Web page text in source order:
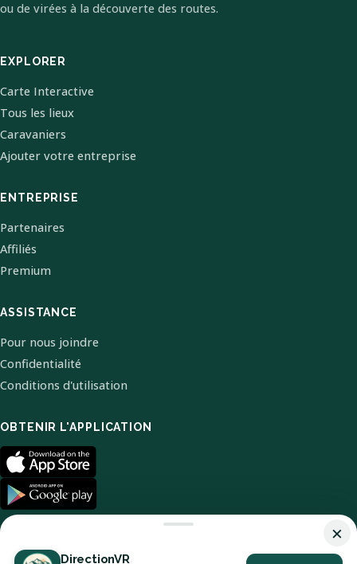
ou de virées à la découverte des routes.
EXPLORER
Carte Interactive
Tous les lieux
Caravaniers
Ajouter votre entreprise
ENTREPRISE
Partenaires
Affiliés
Premium
ASSISTANCE
Pour nous joindre
Confidentialité
Conditions d'utilisation
OBTENIR L'APPLICATION
×
DirectionVR